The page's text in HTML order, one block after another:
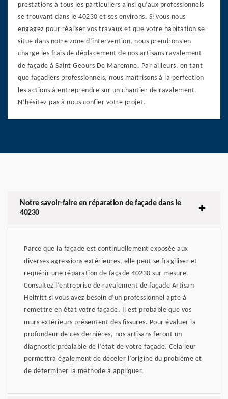
prestations à tous les particuliers ainsi qu’aux professionnels
se trouvant dans le 40230 et ses environs. Si vous nous
engagez pour réaliser vos travaux et que votre habitation se
situe dans notre zone d’intervention, nous prendrons en
charge les frais de déplacement de nos artisans ravalement
de façade à Saint Geours De Maremne. Par ailleurs, en tant
que façadiers professionnels, nous maîtrisons à la perfection
les actions à entreprendre sur un chantier de ravalement.
N’hésitez pas à nous confier votre projet.
Notre savoir-faire en réparation de façade dans le
40230
Parce que la façade est continuellement exposée aux
diverses agressions extérieures, elle peut se fragiliser et
requérir une réparation de façade 40230 sur mesure.
Consultez l’entreprise de ravalement de façade Artisan
Helfritt si vous avez besoin d’un professionnel apte à
remettre en état votre façade. Il est probable que vos
murs extérieurs présentent des fissures. Pour évaluer la
profondeur de ces dernières, nos artisans feront un
diagnostic préalable de l’état de votre façade. Cela leur
permettra également de déceler l’origine du problème et
de déterminer la méthode à appliquer.